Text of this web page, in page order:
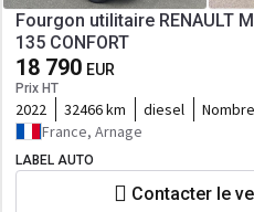
Fourgon utilitaire RENAULT
135 CONFORT
18 790 EUR
Prix HT
2022 32466 km diesel
France, Arnage
LABEL AUTO
Contacter le